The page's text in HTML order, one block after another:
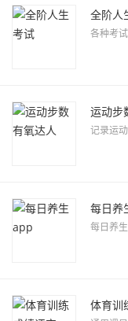
全阶人
各种考
运动步
记录运
每日养
每日养
体育训